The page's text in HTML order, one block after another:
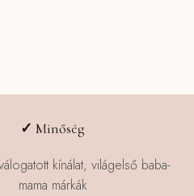
✓Minőség
kínálat, világelső baba-
mama márkák